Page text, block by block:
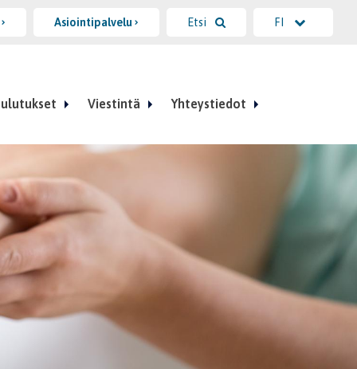
Asiointipalvelu Etsi FI
Viestintä Yhteystiedot